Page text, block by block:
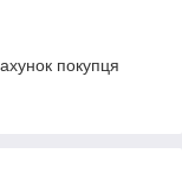
покупця